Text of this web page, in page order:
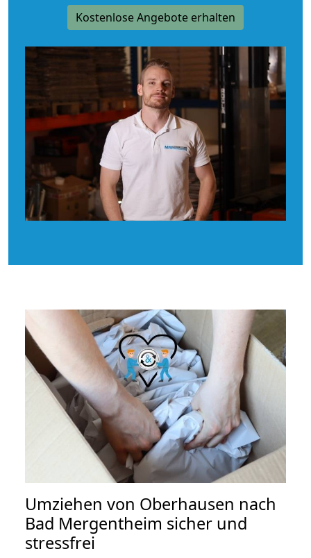
Kostenlose Angebote erhalten
Umziehen von Oberhausen nach
Bad Mergentheim sicher und
stressfrei